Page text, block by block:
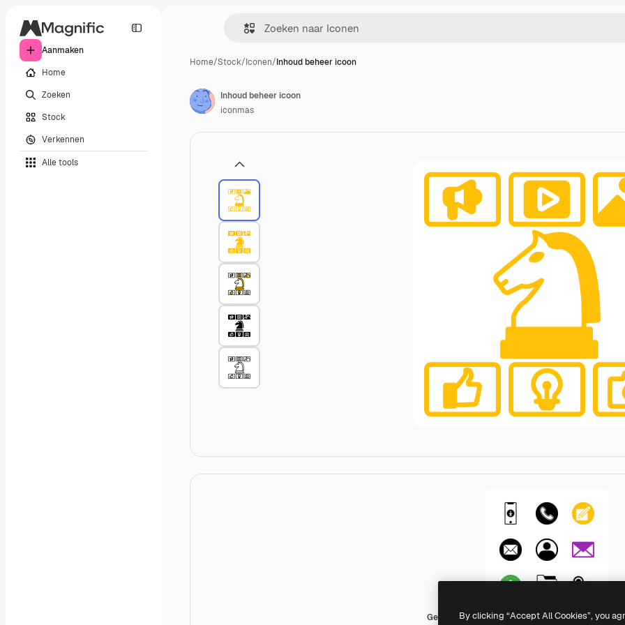
Aanmaken
Home
Zoeken
Stock
Verkennen
Alle tools
Home/Stock/Iconen/Inhoud beheer icoon
Generic Mixed
Inhoud beheer icoon
iconmas
By clicking “Accept All Cookies”, you